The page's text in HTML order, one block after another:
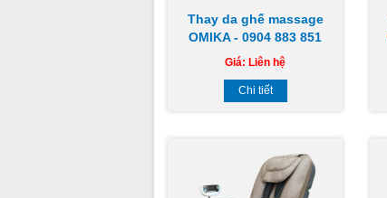
Thay da ghế massage
OMIKA - 0904 883 851
Giá: Liên hệ
Chi tiết